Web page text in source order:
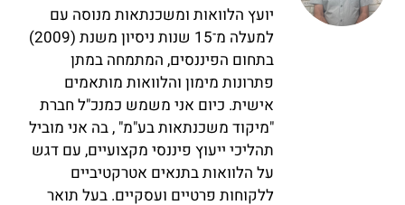
יועץ הלוואות ומשכנתאות מנוסה עם
למעלה מ־15 שנות ניסיון משנת (2009)
בתחום הפיננסים, המתמחה במתן
פתרונות מימון והלוואות מותאמים
אישית. כיום אני משמש כמנכ"ל חברת
"מיקוד משכנתאות בע"מ" , בה אני מוביל
תהליכי ייעוץ פיננסי מקצועיים, עם דגש
על הלוואות בתנאים אטרקטיביים
ללקוחות פרטיים ועסקיים. בעל תואר